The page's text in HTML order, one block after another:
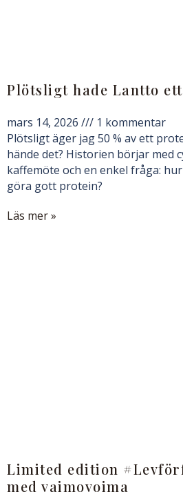
Plötsligt hade Lantto
mars 14, 2026
1 kommentar
Plötsligt äger jag 50 % av ett
hände det? Historien börjar med
kaffemöte och en enkel fråga:
göra gott protein?
Läs mer »
Limited edition
med vaimovoima